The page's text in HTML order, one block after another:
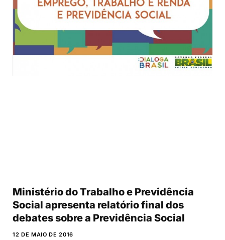
Ministério do Trabalho e Previdência
Social apresenta relatório final dos
debates sobre a Previdência Social
12 DE MAIO DE 2016